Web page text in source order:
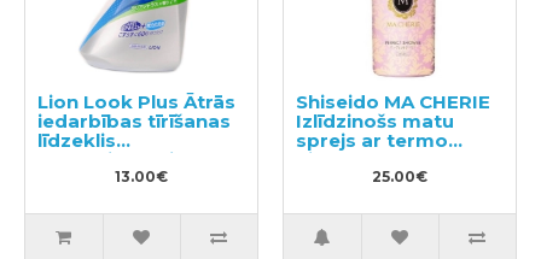
Lion Look Plus Ātrās
iedarbības tīrīšanas
līdzeklis
vannasistabai ar
citrusaugļu aromātu
13.00€
Shiseido MA CHERIE
Izlīdzinošs matu
sprejs ar termo
aizsardzību 250ml
25.00€